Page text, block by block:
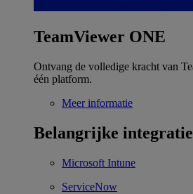
TeamViewer ONE
Ontvang de volledige kracht van
één platform.
Meer informatie
Belangrijke
Microsoft Intune
ServiceNow